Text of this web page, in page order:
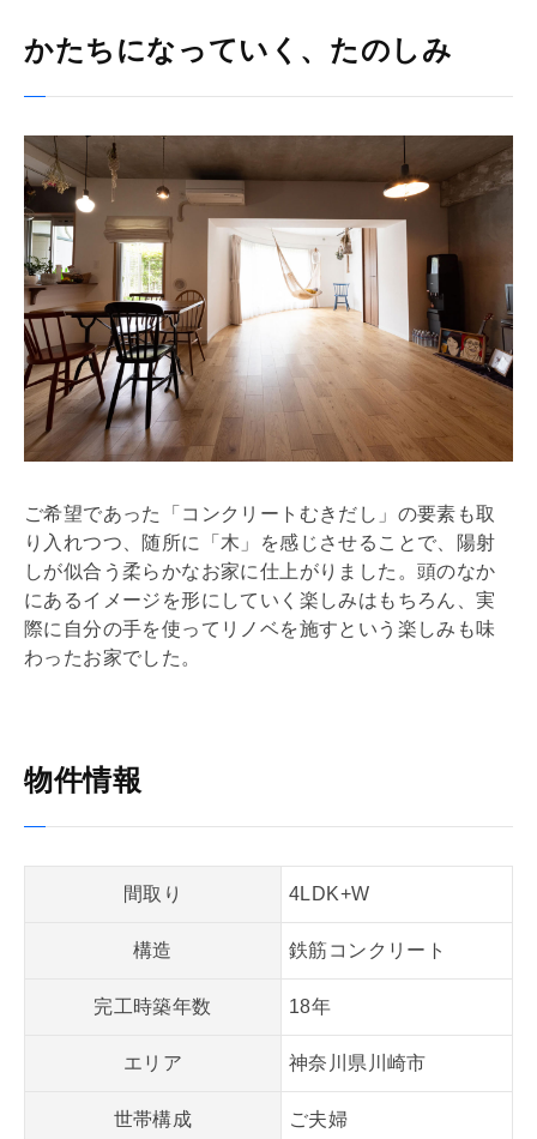
かたちになっていく、たのしみ
ご希望であった「コンクリートむきだし」の要素も取
り入れつつ、随所に「木」を感じさせることで、陽射
しが似合う柔らかなお家に仕上がりました。頭のなか
にあるイメージを形にしていく楽しみはもちろん、実
際に自分の手を使ってリノベを施すという楽しみも味
わったお家でした。
物件情報
間取り 4LDK+W
構造 鉄筋コンクリート
完工時築年数 18年
エリア 神奈川県川崎市
世帯構成 ご夫婦